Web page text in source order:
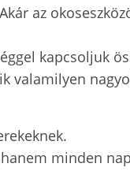
az
kapcsoljuk
valamilyen
minden